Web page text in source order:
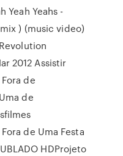
Yeah Yeahs -
) (music video)
2012 Assistir
de
de
de Uma Festa
HDProjeto